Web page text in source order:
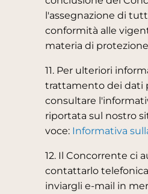
l'assegnazione di
conformità alle
materia di
11. Per ulteriori
trattamento dei dati
consultare
riportata sul nostro
voce: Informativa
12. Il Concorrente ci
contattarlo
inviargli e-mail in